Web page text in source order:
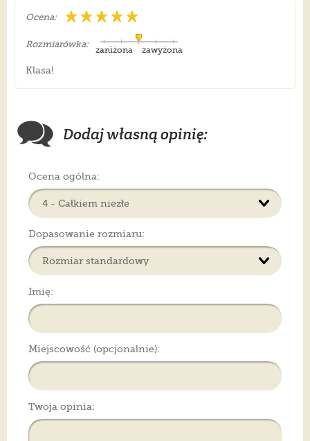
Ocena:
Rozmiarówka:
zawyżona
zaniżona
Klasa!
Dodaj własną opinię:
Ocena ogólna:
Dopasowanie rozmiaru:
Imię:
Miejscowość (opcjonalnie):
Twoja opinia: